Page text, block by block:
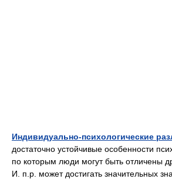
Индивидуально-психологические
достаточно устойчивые особенности
по которым люди могут быть отличены
И. п.р. может достигать значительных